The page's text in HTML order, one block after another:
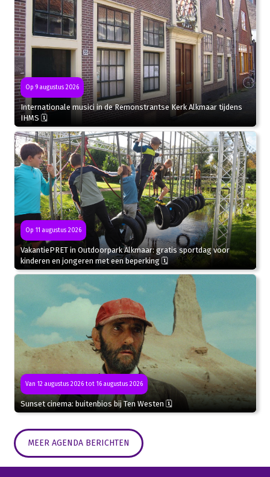
Op 9 augustus 2026
Internationale musici in de Remonstrantse Kerk Alkmaar tijdens
IHMS 🗓
Op 11 augustus 2026
VakantiePRET in Outdoorpark Alkmaar: gratis sportdag voor
kinderen en jongeren met een beperking 🗓
Van 12 augustus 2026 tot 16 augustus 2026
Sunset cinema: buitenbios bij Ten Westen 🗓
MEER AGENDA BERICHTEN